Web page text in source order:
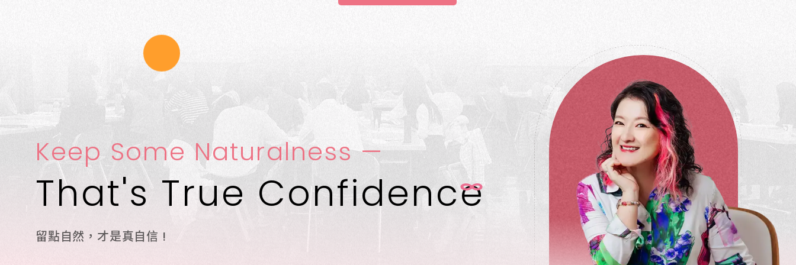
Keep Some Naturalness —
That's TrueConfidence
留點自然，才是真自信 !